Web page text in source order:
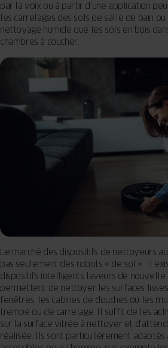
par la voix ou à partir d’une application
les carrelages des sols de salle de bain ou
nettoyage humide que les sols en bois
chambres à coucher.
Le marché des dispositifs de nettoyeurs
pas seulement des robots « de sol ». Il
dispositifs intelligents laveurs de nouvelle
permettent de nettoyer les surfaces
fenêtres, les cabines de douches ou les
trempé ou de carrelage. Il suffit de les
sur la surface vitrée à nettoyer et
réalisée. Ils sont particulièrement adaptés